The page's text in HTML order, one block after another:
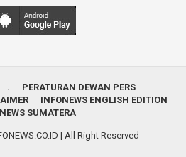
.
PERATURAN DEWAN PERS
INFONEWS ENGLISH EDITION
SUMATERA
| All Right Reserved